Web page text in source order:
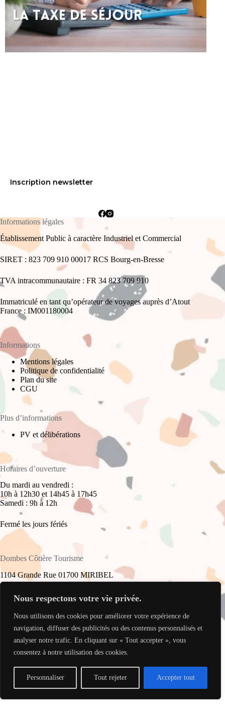
Nous respectons votre vie privée.
Nous utilisons des cookies pour améliorer votre expérience de
navigation, diffuser des publicités ou des contenus personnalisés et
analyser notre trafic. En cliquant sur « Tout accepter », vous
consentez à notre utilisation des cookies.
Personnaliser Tout rejeter Accepter tout
Inscription newsletter
Informations légales
Établissement Public à caractère Industriel et Commercial
SIRET : 823 709 910 00017 RCS Bourg-en-Bresse
TVA intracommunautaire : FR 34 823 709 910
Immatriculé en tant qu’opérateur de voyages auprès d’Atout
France : IM001180004
Informations
Mentions légales
Politique de confidentialité
Plan du site
CGU
Plus d’informations
PV et délibérations
Horaires d’ouverture
Du mardi au vendredi :
10h à 12h30 et 14h45 à 17h45
Samedi : 9h à 12h
Fermé les jours fériés
Dombes Côtière Tourisme
1104 Grande Rue 01700 MIRIBEL
+33(0)4 78 55 61 16
accueil@dombes-cotiere-tourisme.fr
Copyright © 2026 - Site réalisé parMy Freelance Rocks.